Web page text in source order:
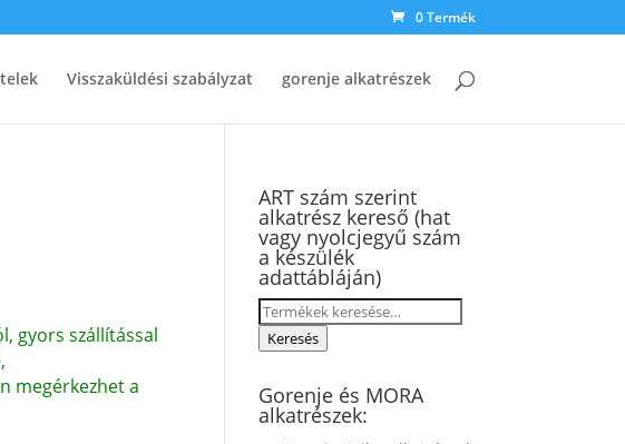
0 Termék
Visszaküldési szabályzat gorenje alkatrészek
gyors szállítással
megérkezhet a
ART szám szerint
alkatrész kereső (hat
vagy nyolcjegyű szám
a készülék
adattábláján)
Keresés
a Keresés
Gorenje és MORA
alkatrészek: